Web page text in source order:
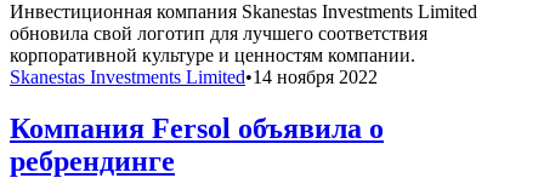
Инвестиционная компания Skanestas Investments Limited
обновила свой логотип для лучшего соответствия
корпоративной культуре и ценностям компании.
Skanestas Investments Limited•14 ноября 2022
Компания Fersol объявила о
ребрендинге